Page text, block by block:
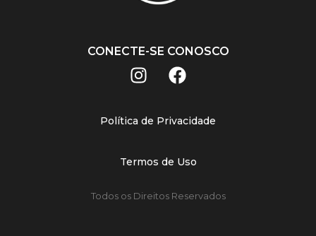
CONECTE-SE CONOSCO
Política de Privacidade
Termos de Uso
Todos os Direitos Reservados